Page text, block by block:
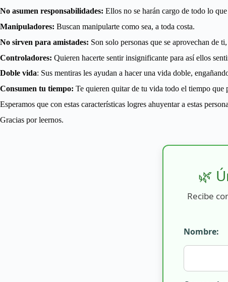
No asumen responsabilidades: Ellos no se harán cargo de todo lo
Manipuladores: Buscan manipularte como sea, a toda costa.
No sirven para amistades: Son solo personas que se aprovechan de
Controladores: Quieren hacerte sentir insignificante para así ellos
Doble vida: Sus mentiras les ayudan a hacer una vida doble,
Consumen tu tiempo: Te quieren quitar de tu vida todo el tiempo que
Esperamos que con estas características logres ahuyentar a estas
Gracias por leernos.
🌿
Recibe
Nombre: